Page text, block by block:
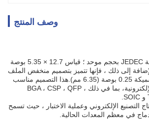
وصف المنتج
تتوفر صناديق المصفوفة JEDEC بحجم موحد ؛ قياس 12.7 × 5.35 بوصة
مم). بالإضافة إلى ذلك ، فإنها تتميز بتصميم منخفض الملف
الذي يتكون من مادة سميكة 0.25 بوصة (6.35 مم).هذا التصميم مناسب
لعقد غالبية المكونات الإلكترونية، بما في ذلك BGA ، CSP ، QFP ،
التصنيع الإلكتروني وعملية الاختبار ، حيث تسمح
في معظم المعدات الحالية.